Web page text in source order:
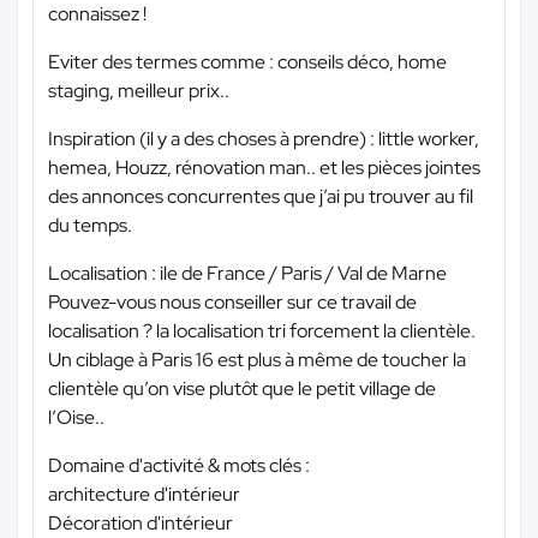
connaissez !
Eviter des termes comme : conseils déco, home
staging, meilleur prix..
Inspiration (il y a des choses à prendre) : little worker,
hemea, Houzz, rénovation man.. et les pièces jointes
des annonces concurrentes que j’ai pu trouver au fil
du temps.
Localisation : ile de France / Paris / Val de Marne
Pouvez-vous nous conseiller sur ce travail de
localisation ? la localisation tri forcement la clientèle.
Un ciblage à Paris 16 est plus à même de toucher la
clientèle qu’on vise plutôt que le petit village de
l’Oise..
Domaine d'activité & mots clés :
architecture d'intérieur
Décoration d'intérieur